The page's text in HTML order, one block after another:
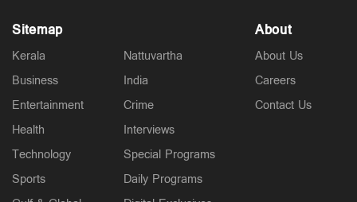
Sitemap
Kerala
Business
Entertainment
Health
Technology
Sports
Nattuvartha
India
Crime
Interviews
Special Programs
Daily Programs
About
About Us
Careers
Contact Us